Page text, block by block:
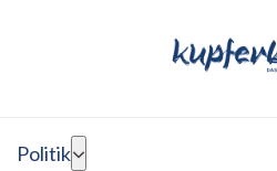
Politik